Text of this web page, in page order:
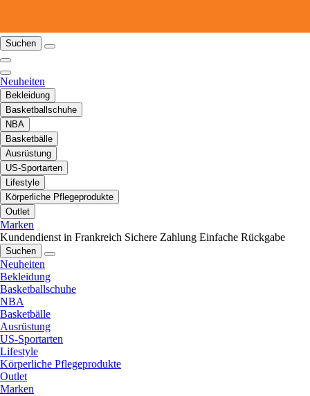
Suchen
Neuheiten
Bekleidung
Basketballschuhe
NBA
Basketbälle
Ausrüstung
US-Sportarten
Lifestyle
Körperliche Pflegeprodukte
Outlet
Marken
Kundendienst in Frankreich Sichere Zahlung Einfache Rückgabe
Suchen
Neuheiten
Bekleidung
Basketballschuhe
NBA
Basketbälle
Ausrüstung
US-Sportarten
Lifestyle
Körperliche Pflegeprodukte
Outlet
Marken